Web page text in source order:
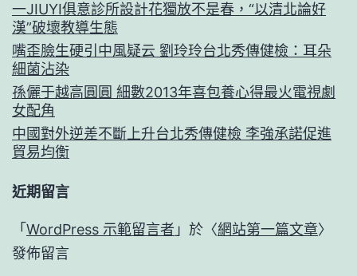
一JIUYI俱意診所設計花獨放不是春，“以清北論好
漢”破壞教導生態
嘴歪臉生硬引中風疑云 劉玲玲台北秀傳健檢：耳朵
細菌沾染
孫儷于越高圓圓 細數2013年喜包養心得最火電視劇
女配角
中國對外逆差不斷上升台北秀傳健檢 李強承諾促進
貿易均衡
近期留言
「 WordPress 示範留言者 」於〈網站第一篇文章〉
發佈留言